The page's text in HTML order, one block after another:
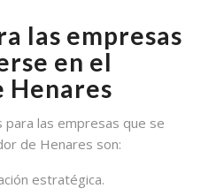
las empresas
en el
Henares
para las empresas que se
de Henares son:
estratégica.